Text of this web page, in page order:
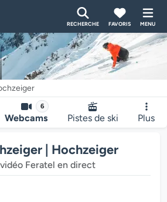
RECHERCHE FAVORIS MENU
6
Webcams Pistes de ski Plus
| Hochzeiger
Feratel en direct